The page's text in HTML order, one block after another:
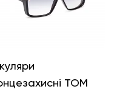
TOM